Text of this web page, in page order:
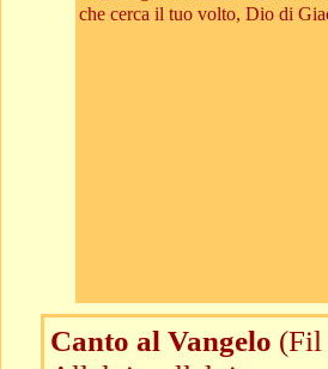
che cerca il tuo volto, Dio di
Canto al Vangelo (Fil